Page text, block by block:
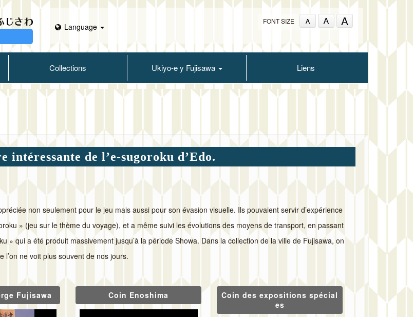
Language
FONT SIZE
Collections Ukiyo-e y Fujisawa Liens
de l’e-sugoroku d’Edo.
non seulement pour le jeu mais aussi pour son évasion visuelle. Ils pouvaient servir d’expérience
» (jeu sur le thème du voyage), et a même suivi les évolutions des moyens de transport, en passant
» qui a été produit massivement jusqu’à la période Showa. Dans la collection de la ville de Fujisawa, on
ne voit plus souvent de nos jours.
Fujisawa Coin Enoshima
Coin des expositions spécial
es